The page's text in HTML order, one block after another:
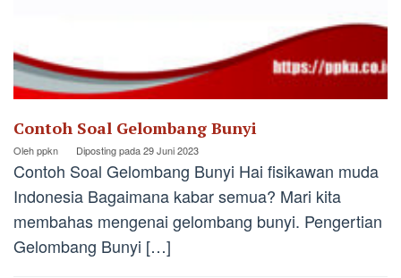
Contoh Soal Gelombang Bunyi
Olehppkn Diposting pada29 Juni 2023
Contoh Soal Gelombang Bunyi Hai fisikawan muda
Indonesia Bagaimana kabar semua? Mari kita
membahas mengenai gelombang bunyi. Pengertian
Gelombang Bunyi […]